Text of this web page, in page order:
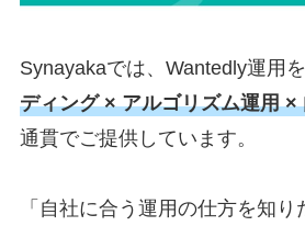
Synayakaでは、Wantedly運用
ディング × アルゴリズム運用 ×
通貫でご提供しています。
「自社に合う運用の仕方を知